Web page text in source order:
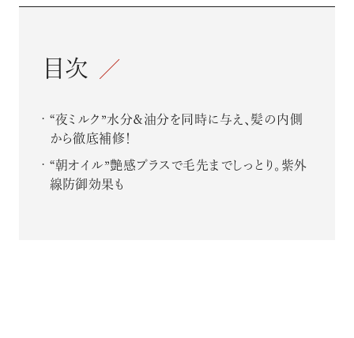
目次
“夜ミルク”水分＆油分を同時に与え、髪の内側
から徹底補修！
“朝オイル”艶感プラスで毛先までしっとり。紫外
線防御効果も